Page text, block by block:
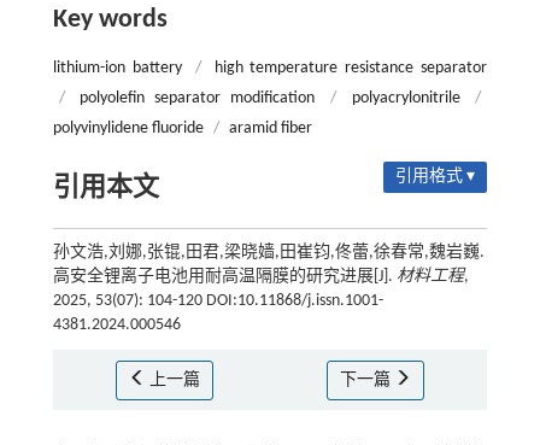
Key words
lithium-ion battery /
high temperature resistance separator
/
polyolefin separator modification / polyacrylonitrile
/
polyvinylidene fluoride / aramid fiber
引用本文 引用格式 ▾
孙文浩,刘娜,张锟,田君,梁晓嫱,田崔钧,佟蕾,徐春常,魏岩巍.
高安全锂离子电池用耐高温隔膜的研究进展[J]. 材料工程,
2025, 53(07): 104-120 DOI:10.11868/j.issn.1001-
4381.2024.000546
上一篇 下一篇